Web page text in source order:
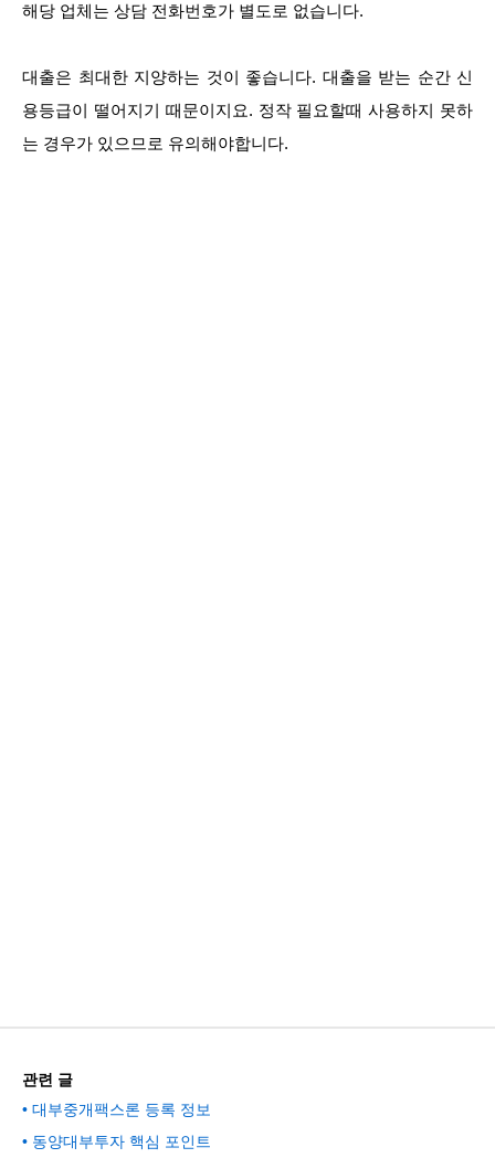
해당 업체는 상담 전화번호가 별도로 없습니다.
대출은 최대한 지양하는 것이 좋습니다. 대출을 받는 순간 신
용등급이 떨어지기 때문이지요. 정작 필요할때 사용하지 못하
는 경우가 있으므로 유의해야합니다.
관련 글
대부중개팩스론 등록 정보
동양대부투자 핵심 포인트